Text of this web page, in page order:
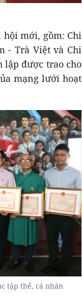
hội mới, gồm: Chi
- Trà Việt và Chi
lập được trao cho
mạng lưới hoạt
tập thể, cá nhân